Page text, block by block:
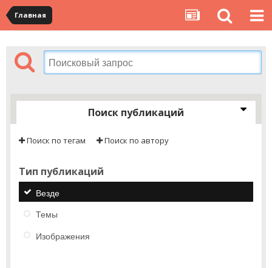
Главная
Поиск публикаций
Поиск по тегам Поиск по автору
Тип публикаций
Везде
Темы
Изображения